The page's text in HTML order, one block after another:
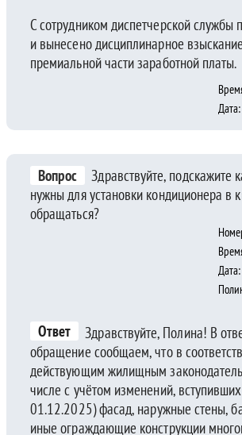
С сотрудником диспетчерской службы
и вынесено дисциплинарное
премиальной части заработной платы.
Вопрос
Здравствуйте, подскажите
нужны для установки кондиционера в
обращаться?
Ответ
Здравствуйте, Полина! В
обращение сообщаем, что в
действующим жилищным
числе с учётом изменений,
01.12.2025) фасад, наружные стены,
иные ограждающие конструкции